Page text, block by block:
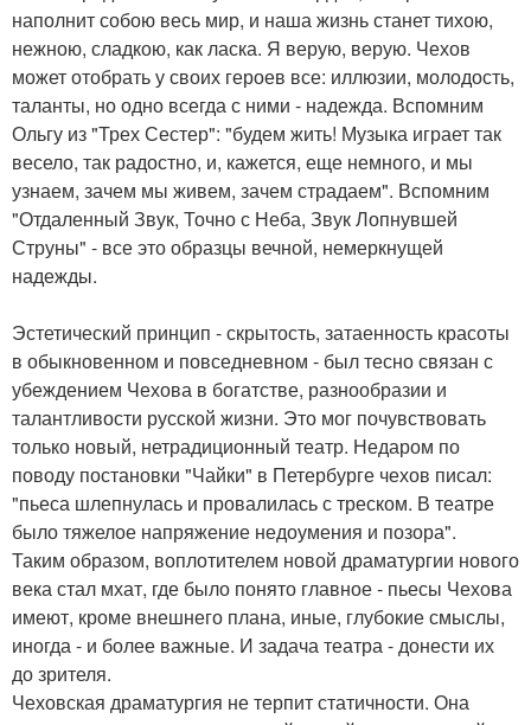
наполнит собою весь мир, и наша жизнь станет тихою,
нежною, сладкою, как ласка. Я верую, верую. Чехов
может отобрать у своих героев все: иллюзии, молодость,
таланты, но одно всегда с ними - надежда. Вспомним
Ольгу из "Трех Сестер": "будем жить! Музыка играет так
весело, так радостно, и, кажется, еще немного, и мы
узнаем, зачем мы живем, зачем страдаем". Вспомним
"Отдаленный Звук, Точно с Неба, Звук Лопнувшей
Струны" - все это образцы вечной, немеркнущей
надежды.
Эстетический принцип - скрытость, затаенность красоты
в обыкновенном и повседневном - был тесно связан с
убеждением Чехова в богатстве, разнообразии и
талантливости русской жизни. Это мог почувствовать
только новый, нетрадиционный театр. Недаром по
поводу постановки "Чайки" в Петербурге чехов писал:
"пьеса шлепнулась и провалилась с треском. В театре
было тяжелое напряжение недоумения и позора".
Таким образом, воплотителем новой драматургии нового
века стал мхат, где было понято главное - пьесы Чехова
имеют, кроме внешнего плана, иные, глубокие смыслы,
иногда - и более важные. И задача театра - донести их
до зрителя.
Чеховская драматургия не терпит статичности. Она